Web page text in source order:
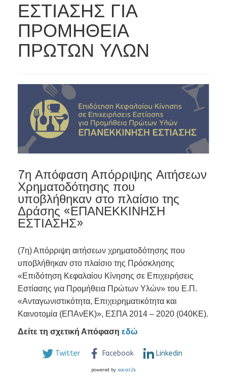
ΕΣΤΙΑΣΗΣ ΓΙΑ
ΠΡΟΜΗΘΕΙΑ
ΠΡΩΤΩΝ ΥΛΩΝ
7η Απόφαση Απόρριψης Αιτήσεων
Χρηματοδότησης που
υποβλήθηκαν στο πλαίσιο της
Δράσης «ΕΠΑΝΕΚΚΙΝΗΣΗ
ΕΣΤΙΑΣΗΣ»
(7η) Απόρριψη αιτήσεων χρηματοδότησης που
υποβλήθηκαν στο πλαίσιο της Πρόσκλησης
«Επιδότηση Κεφαλαίου Κίνησης σε Επιχειρήσεις
Εστίασης για Προμήθεια Πρώτων Υλών» του Ε.Π.
«Ανταγωνιστικότητα, Επιχειρηματικότητα και
Καινοτομία (ΕΠΑνΕΚ)», ΕΣΠΑ 2014 – 2020 (040ΚΕ).
Δείτε τη σχετική Απόφαση εδώ
Twitter Facebook Linkedin
powered by social2s